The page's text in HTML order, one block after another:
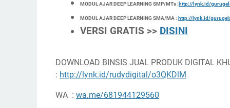
MODUL AJAR DEEP LEARNING SMP/MTs : http://lynk.id/
MODUL AJAR DEEP LEARNING SMA/MA : http://lynk.id/
VERSI GRATIS >> DISINI
DOWNLOAD BINSIS JUAL PRODUK DIGITAL
: http://lynk.id/rudydigital/o3QKDlM
WA : wa.me/681944129560